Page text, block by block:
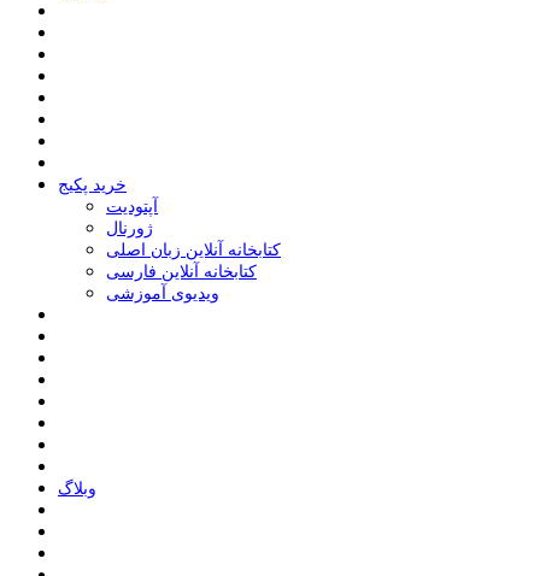
خرید پکیج
ﺁﭘﺘﻮﺩﯾﺖ
ﮊﻭﺭﻧﺎﻝ
کتابخانه آنلاین زبان اصلی
کتابخانه آنلاین فارسی
ویدیوی آموزشی
وبلاگ